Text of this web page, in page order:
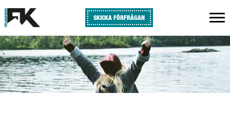
SKICKA FÖRFRÅGAN